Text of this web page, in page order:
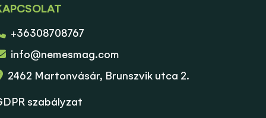
+36308708767
info@nemesmag.com
2462 Martonvásár, Brunszvik utca 2.
szabályzat